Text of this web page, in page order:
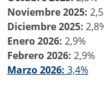
Noviembre 2025:
Diciembre 2025:
Enero 2026: 2,9%
Febrero 2026: 2,9%
Marzo 2026: 3,4%